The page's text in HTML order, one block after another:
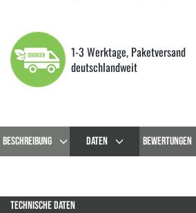
1-3 Werktage, Paketversand
deutschlandweit
BESCHREIBUNG DATEN BEWERTUNGEN
TECHNISCHE DATEN